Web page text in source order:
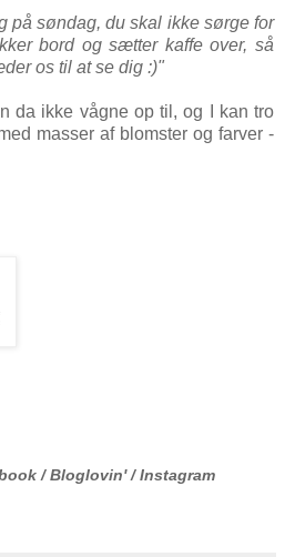
på søndag, du skal ikke sørge for
bord og sætter kaffe over, så
os til at se dig :)"
da ikke vågne op til, og I kan tro
masser af blomster og farver -
/Bloglovin' /Instagram